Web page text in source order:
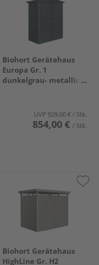
Biohort Gerätehaus
Europa Gr. 1
dunkelgrau- metallic
UVP 929,00 €/ Stk.
854,00 € / Stk.
Biohort Gerätehaus
HighLine Gr. H2